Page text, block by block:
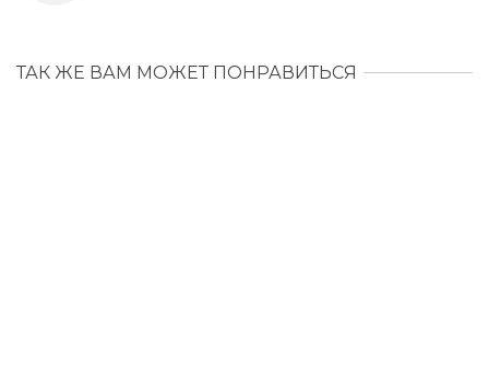
ТАК ЖЕ ВАМ МОЖЕТ ПОНРАВИТЬСЯ